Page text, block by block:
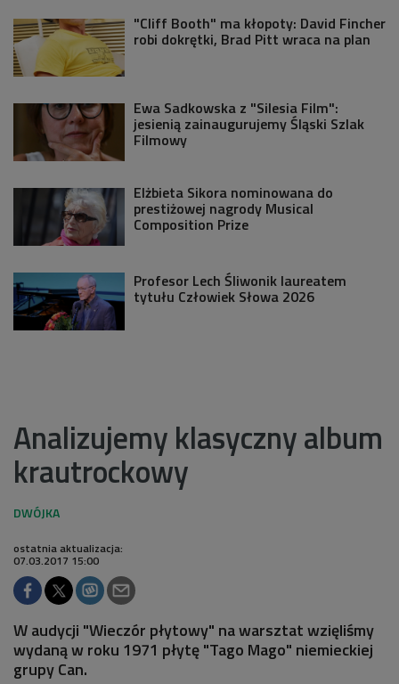
"Cliff Booth" ma kłopoty: David Fincher
robi dokrętki, Brad Pitt wraca na plan
Ewa Sadkowska z "Silesia Film":
jesienią zainaugurujemy Śląski Szlak
Filmowy
Elżbieta Sikora nominowana do
prestiżowej nagrody Musical
Composition Prize
Profesor Lech Śliwonik laureatem
tytułu Człowiek Słowa 2026
Analizujemy klasyczny album
krautrockowy
ostatnia aktualizacja:
07.03.2017 15:00
W audycji "Wieczór płytowy" na warsztat wzięliśmy
wydaną w roku 1971 płytę "Tago Mago" niemieckiej
grupy Can.